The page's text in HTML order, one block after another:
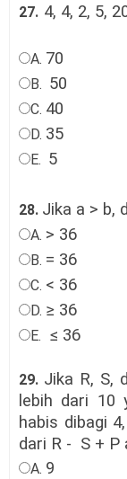
27. 4, 4, 2, 5,
A. 70
B. 50
C. 40
D. 35
E. 5
28. Jika a > b,
A. > 36
B. = 36
C. < 36
D. ≥ 36
E. ≤ 36
29. Jika R, S,
lebih dari 10
habis dibagi
dari R - S + P
A. 9